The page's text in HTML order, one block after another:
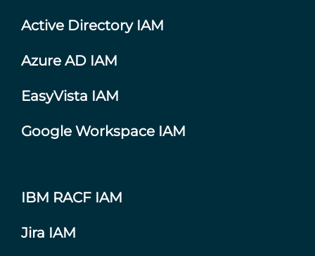
Active Directory IAM
Azure AD IAM
EasyVista IAM
Google Workspace IAM
IBM RACF IAM
Jira IAM